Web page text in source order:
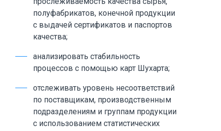
полуфабрикатов, конечной продукции
с выдачей сертификатов и паспортов
качества;
анализировать стабильность
процессов с помощью карт Шухарта;
отслеживать уровень несоответствий
по поставщикам, производственным
подразделениям и группам продукции
с использованием статистических